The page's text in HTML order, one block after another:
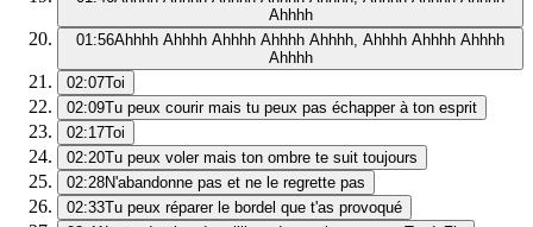
Ahhhh
01:56Ahhhh Ahhhh Ahhhh Ahhhh Ahhhh, Ahhhh Ahhhh Ahhhh
Ahhhh
02:07Toi
02:09Tu peux courir mais tu peux pas échapper à ton esprit
02:17Toi
02:20Tu peux voler mais ton ombre te suit toujours
02:28N'abandonne pas et ne le regrette pas
02:33Tu peux réparer le bordel que t'as provoqué